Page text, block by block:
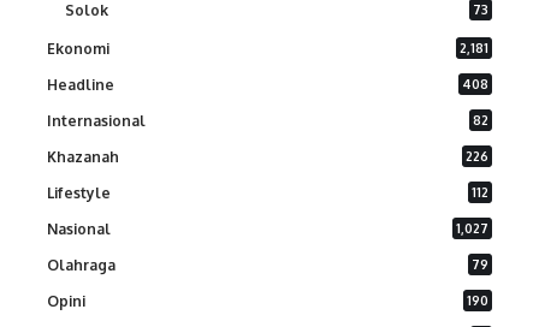
Solok 73
Ekonomi 2,181
Headline 408
Internasional 82
Khazanah 226
Lifestyle 112
Nasional 1,027
Olahraga 79
Opini 190